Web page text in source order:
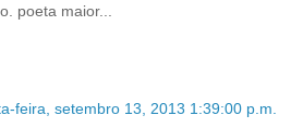
poeta maior...
feira, setembro 13, 2013 1:39:00 p.m.